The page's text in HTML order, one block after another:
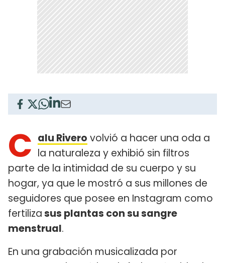
C alu Rivero volvió a hacer una oda a
la naturaleza y exhibió sin filtros
parte de la intimidad de su cuerpo y su
hogar, ya que le mostró a sus millones de
seguidores que posee en Instagram como
fertilizasus plantas con su sangre
menstrual.
En una grabación musicalizada por